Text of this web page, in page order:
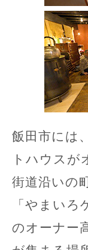
飯田市には
トハウスが
街道沿いの
「やまい
のオーナー